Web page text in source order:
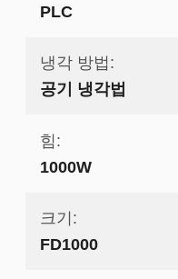
PLC
냉각 방법:
공기 냉각법
힘:
1000W
크기:
FD1000